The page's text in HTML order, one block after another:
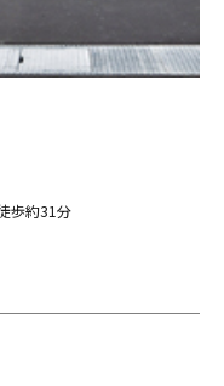
歩約31分